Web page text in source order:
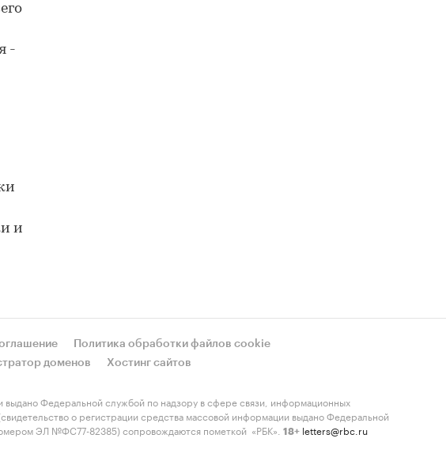
-
и
Политика обработки файлов cookie
доменов Хостинг сайтов
Федеральной службой по надзору в сфере связи, информационных
о регистрации средства массовой информации выдано Федеральной
ЭЛ №ФС77-82385) сопровождаются пометкой «РБК».
18+ letters@rbc.ru